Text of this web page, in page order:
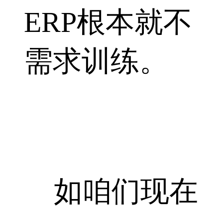
ERP根本就不
需求训练。
如咱们现在